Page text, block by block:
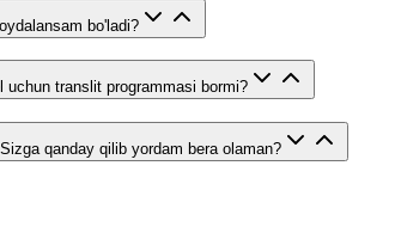
bo'ladi?
uchun translit programmasi bormi?
qanday qilib yordam bera olaman?